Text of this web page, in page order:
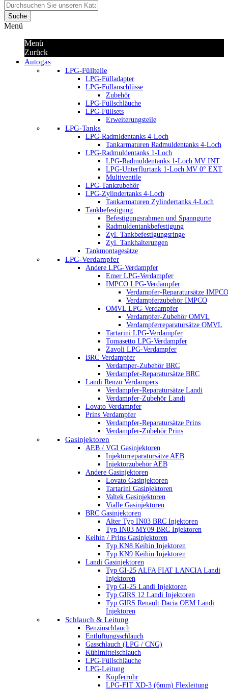
Suche
Menü
Menü
Zurück
Autogas
LPG-Füllteile
LPG-Fülladapter
LPG-Füllanschlüsse
Zubehör
LPG-Füllschläuche
LPG-Füllsets
Erweiterungsteile
LPG-Tanks
LPG-Radmldentanks 4-Loch
Tankarmaturen Radmuldentanks 4-Loch
LPG-Radmuldentanks 1-Loch
LPG-Radmuldentanks 1-Loch MV INT
LPG-Unterflurtank 1-Loch MV 0° EXT
Multiventile
LPG-Tankzubehör
LPG-Zylindertanks 4-Loch
Tankarmaturen Zylindertanks 4-Loch
Tankbefestigung
Befestigungsrahmen und Spanngurte
Radmuldentankbefestigung
Zyl. Tankbefestigungsringe
Zyl. Tankhalterungen
Tankmontagesätze
LPG-Verdampfer
Andere LPG-Verdampfer
Emer LPG-Verdampfer
IMPCO LPG-Verdampfer
Verdampfer-Reparatursätze IMPCO
Verdampferzubehör IMPCO
OMVL LPG-Verdampfer
Verdampfer-Zubehör OMVL
Verdampferreparatursätze OMVL
Tartarini LPG-Verdampfer
Tomasetto LPG-Verdampfer
Zavoli LPG-Verdampfer
BRC Verdampfer
Verdamper-Zubehör BRC
Verdampfer-Reparatursätze BRC
Landi Renzo Verdampers
Verdampfer-Reparatursätze Landi
Verdampfer-Zubehör Landi
Lovato Verdampfer
Prins Verdampfer
Verdampfer-Reparatursätze Prins
Verdampfer-Zubehör Prins
Gasinjektoren
AEB / VGI Gasinjektoren
Injektorreparatursätze AEB
Injektorzubehör AEB
Andere Gasinjektoren
Lovato Gasinjektoren
Tartarini Gasinjektoren
Valtek Gasinjektoren
Vialle Gasinjektoren
BRC Gasinjektoren
Alter Typ IN03 BRC Injektoren
Typ IN03 MY09 BRC Injektoren
Keihin / Prins Gasinjektoren
Typ KN8 Keihin Injektoren
Typ KN9 Keihin Injektoren
Landi Gasinjektoren
Typ GI-25 ALFA FIAT LANCIA Landi
Injektoren
Typ GI-25 Landi Injektoren
Typ GIRS 12 Landi Injektoren
Typ GIRS Renault Dacia OEM Landi
Injektoren
Schlauch & Leitung
Benzinschlauch
Entlüftungsschlauch
Gasschlauch (LPG / CNG)
Kühlmittelschlauch
LPG-Füllschläuche
LPG-Leitung
Kupferrohr
LPG-FIT XD-3 (6mm) Flexleitung